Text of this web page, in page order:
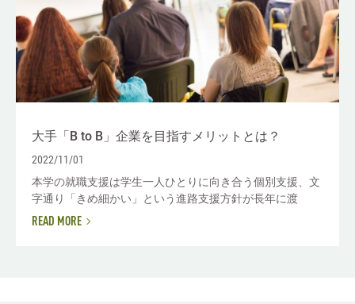
大手「B to B」企業を目指すメリットとは？
2022/11/01
本学の就職支援は学生一人ひとりに向き合う個別支援、文
字通り「きめ細かい」という進路支援方針が長年に渡
READ MORE